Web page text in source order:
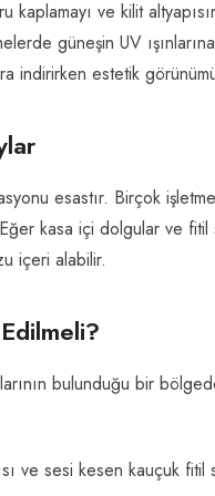
kaplamayı ve kilit
güneşin UV
indirirken estetik
esastır. Birçok
kasa içi dolgular ve
içeri alabilir.
bulunduğu bir
ve sesi kesen kauçuk fitil